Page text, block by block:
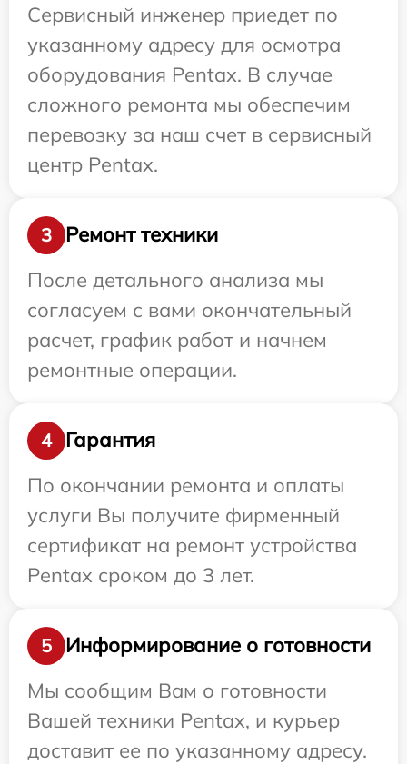
Сервисный инженер приедет по
указанному адресу для осмотра
оборудования Pentax. В случае
сложного ремонта мы обеспечим
перевозку за наш счет в сервисный
центр Pentax.
3
Ремонт техники
После детального анализа мы
согласуем с вами окончательный
расчет, график работ и начнем
ремонтные операции.
4
Гарантия
По окончании ремонта и оплаты
услуги Вы получите фирменный
сертификат на ремонт устройства
Pentax сроком до 3 лет.
5
Информирование о готовности
Мы сообщим Вам о готовности
Вашей техники Pentax, и курьер
доставит ее по указанному адресу.